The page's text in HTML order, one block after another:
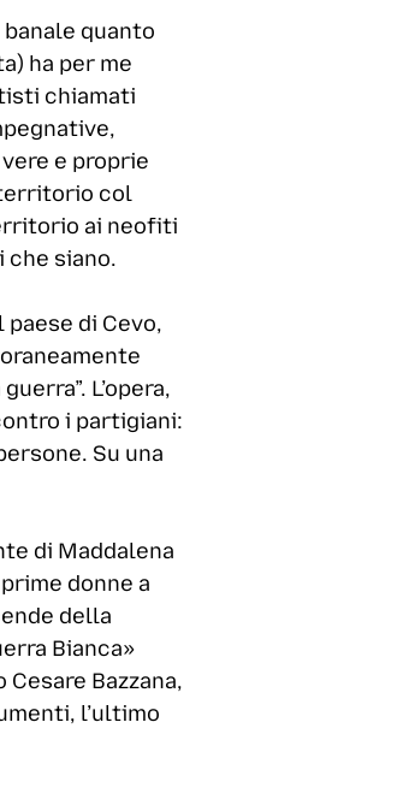
quanto
ha per me
chiamati
e proprie
col
ai neofiti
che siano.
paese di Cevo,
L’opera,
i partigiani:
Su una
di Maddalena
donne a
della
Bianca»
Bazzana,
l’ultimo